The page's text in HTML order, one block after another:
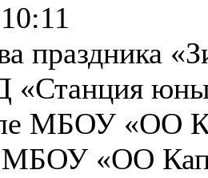
праздника
юных
МБОУ «ОО
МБОУ «ОО